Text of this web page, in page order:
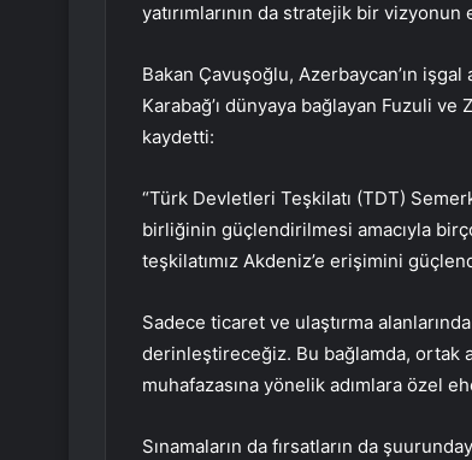
yatırımlarının da stratejik bir
Bakan Çavuşoğlu, Azerbaycan’ın
Karabağ’ı dünyaya bağlayan Fuzuli ve
kaydetti:
“Türk Devletleri Teşkilatı (TDT)
birliğinin güçlendirilmesi amacıyla
teşkilatımız Akdeniz’e erişimini
Sadece ticaret ve ulaştırma
derinleştireceğiz. Bu bağlamda, ortak
muhafazasına yönelik adımlara özel
Sınamaların da fırsatların da